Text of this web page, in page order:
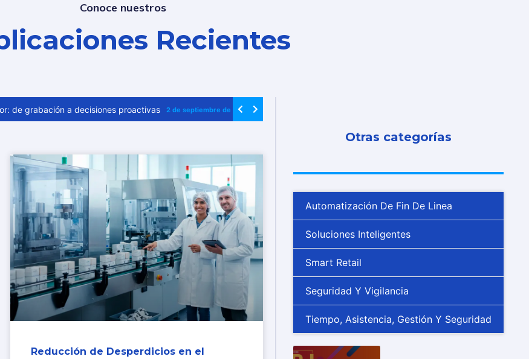
Conoce nuestros
Recientes
de grabación a decisiones proactivas 2 de septiembre de 2025
Reducción de Desperdicios en el
Otras categorías
Automatización De Fin De Linea
Soluciones Inteligentes
Smart Retail
Seguridad Y Vigilancia
Tiempo, Asistencia, Gestión Y Seguridad